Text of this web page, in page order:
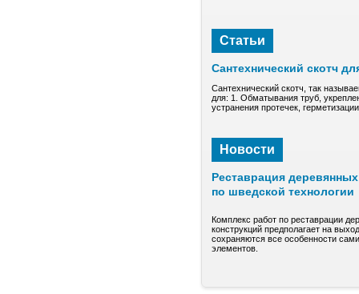
Статьи
Сантехнический скотч
Сантехнический скотч, так
для: 1. Обматывания труб,
устранения протечек,
Новости
Реставрация
по шведской технологии
Комплекс работ по реставрации
конструкций предполагает на
сохраняются все особенности
элементов.